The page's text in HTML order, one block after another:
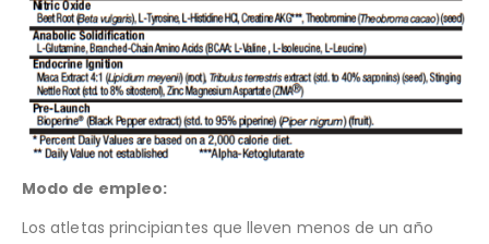
Modo de empleo:
Los atletas principiantes que lleven menos de un año